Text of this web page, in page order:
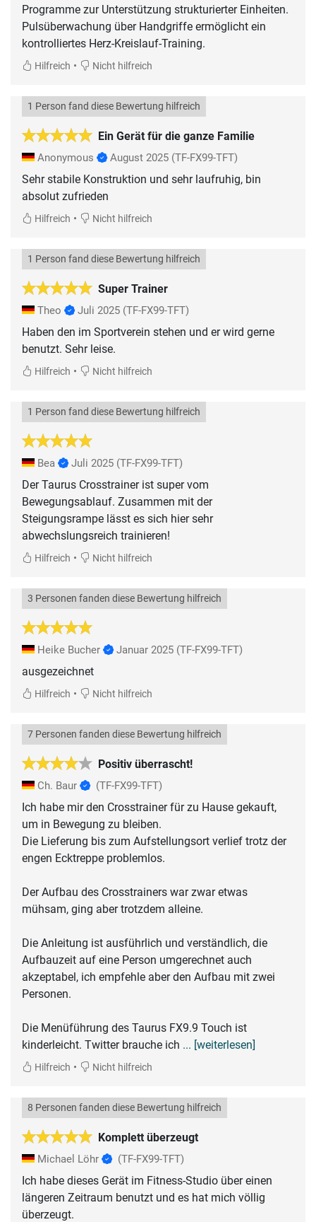
Programme zur Unterstützung strukturierter Einheiten.
Pulsüberwachung über Handgriffe ermöglicht ein
Hilfreich • Nicht hilfreich
Ein Gerät für die ganze Familie
1 Person fand diese Bewertung hilfreich
Anonymous August 2025 (TF-FX99-TFT)
Sehr stabile Konstruktion und sehr laufruhig, bin
absolut zufrieden
Hilfreich • Nicht hilfreich
Super Trainer
1 Person fand diese Bewertung hilfreich
Theo Juli 2025 (TF-FX99-TFT)
Haben den im Sportverein stehen und er wird gerne
benutzt. Sehr leise.
Hilfreich • Nicht hilfreich
1 Person fand diese Bewertung hilfreich
Bea Juli 2025 (TF-FX99-TFT)
Der Taurus Crosstrainer ist super vom
Bewegungsablauf. Zusammen mit der
Steigungsrampe lässt es sich hier sehr
abwechslungsreich trainieren!
Hilfreich • Nicht hilfreich
3 Personen fanden diese Bewertung hilfreich
Heike Bucher Januar 2025 (TF-FX99-TFT)
ausgezeichnet
Hilfreich • Nicht hilfreich
Positiv überrascht!
7 Personen fanden diese Bewertung hilfreich
Ch. Baur (TF-FX99-TFT)
Ich habe mir den Crosstrainer für zu Hause gekauft,
um in Bewegung zu bleiben.
Die Lieferung bis zum Aufstellungsort verlief trotz der
engen Ecktreppe problemlos.
Der Aufbau des Crosstrainers war zwar etwas
mühsam, ging aber trotzdem alleine.
Die Anleitung ist ausführlich und verständlich, die
Aufbauzeit auf eine Person umgerechnet auch
akzeptabel, ich empfehle aber den Aufbau mit zwei
Personen.
Die Menüführung des Taurus FX9.9 Touch ist
kinderleicht. Twitter brauche ich ... [weiterlesen]
Hilfreich • Nicht hilfreich
Komplett überzeugt
8 Personen fanden diese Bewertung hilfreich
Michael Löhr (TF-FX99-TFT)
Ich habe dieses Gerät im Fitness-Studio über einen
längeren Zeitraum benutzt und es hat mich völlig
überzeugt.